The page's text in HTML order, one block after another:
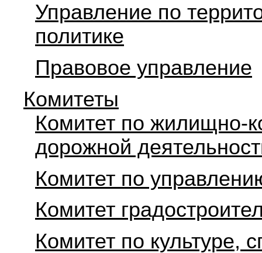
Управление по
политике
Правовое управление
Комитеты
Комитет по жилищно-
дорожной
Комитет по
Комитет
Комитет по культуре,